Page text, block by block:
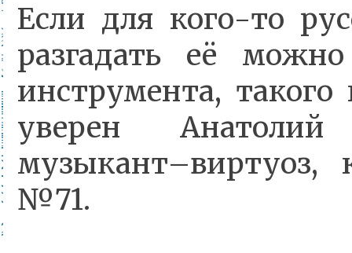
Если для кого-то
разгадать её
инструмента,
уверен Анатолий
музыкант–виртуоз,
№71.